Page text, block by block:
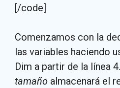
[/code]
Comenzamos con la
las variables haciendo
Dim a partir de la línea
tamaño almacenará el